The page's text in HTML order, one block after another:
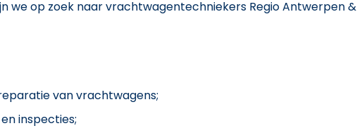
we op zoek naar vrachtwagentechniekers Regio Antwerpen &
van vrachtwagens;
inspecties;